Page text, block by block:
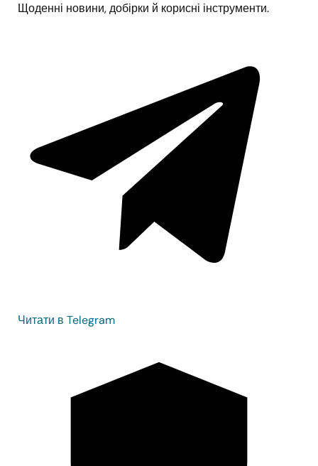
Щоденні новини, добірки й корисні інструменти.
Читати в Telegram